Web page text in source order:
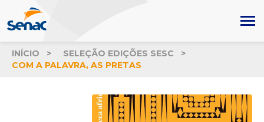
INÍCIO
SELEÇÃO EDIÇÕES SESC
COM A PALAVRA, AS PRETAS